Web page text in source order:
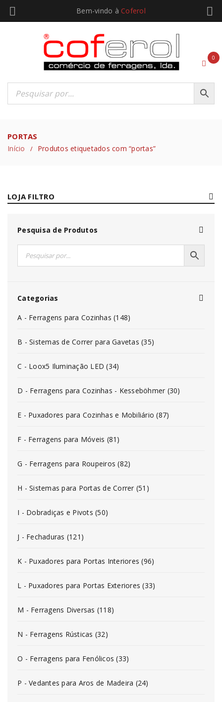
Bem-vindo à Coferol
0
PORTAS
Início / Produtos etiquetados com “portas”
LOJA FILTRO
Pesquisa de Produtos
Categorias
A - Ferragens para Cozinhas (148)
B - Sistemas de Correr para Gavetas (35)
C - Loox5 Iluminação LED (34)
D - Ferragens para Cozinhas - Kesseböhmer (30)
E - Puxadores para Cozinhas e Mobiliário (87)
F - Ferragens para Móveis (81)
G - Ferragens para Roupeiros (82)
H - Sistemas para Portas de Correr (51)
I - Dobradiças e Pivots (50)
J - Fechaduras (121)
K - Puxadores para Portas Interiores (96)
L - Puxadores para Portas Exteriores (33)
M - Ferragens Diversas (118)
N - Ferragens Rústicas (32)
O - Ferragens para Fenólicos (33)
P - Vedantes para Aros de Madeira (24)